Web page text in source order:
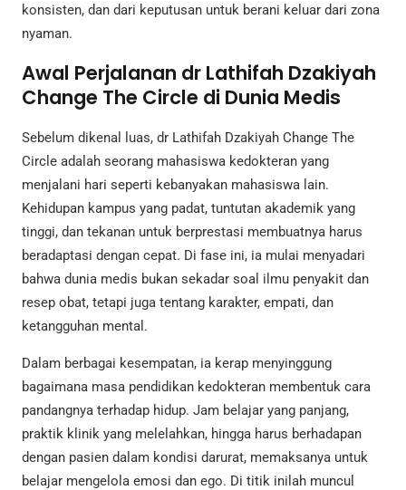
konsisten, dan dari keputusan untuk berani keluar dari zona
nyaman.
Awal Perjalanan dr Lathifah Dzakiyah
Change The Circle di Dunia Medis
Sebelum dikenal luas, dr Lathifah Dzakiyah Change The
Circle adalah seorang mahasiswa kedokteran yang
menjalani hari seperti kebanyakan mahasiswa lain.
Kehidupan kampus yang padat, tuntutan akademik yang
tinggi, dan tekanan untuk berprestasi membuatnya harus
beradaptasi dengan cepat. Di fase ini, ia mulai menyadari
bahwa dunia medis bukan sekadar soal ilmu penyakit dan
resep obat, tetapi juga tentang karakter, empati, dan
ketangguhan mental.
Dalam berbagai kesempatan, ia kerap menyinggung
bagaimana masa pendidikan kedokteran membentuk cara
pandangnya terhadap hidup. Jam belajar yang panjang,
praktik klinik yang melelahkan, hingga harus berhadapan
dengan pasien dalam kondisi darurat, memaksanya untuk
belajar mengelola emosi dan ego. Di titik inilah muncul